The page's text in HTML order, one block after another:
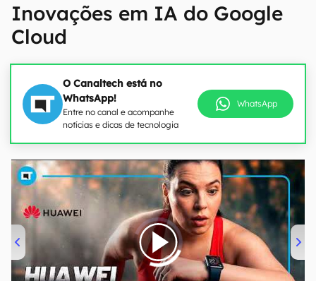
Inovações em IA do Google
Cloud
O Canaltech está no
WhatsApp!
Entre no canal e acompanhe
notícias e dicas de tecnologia
WhatsApp